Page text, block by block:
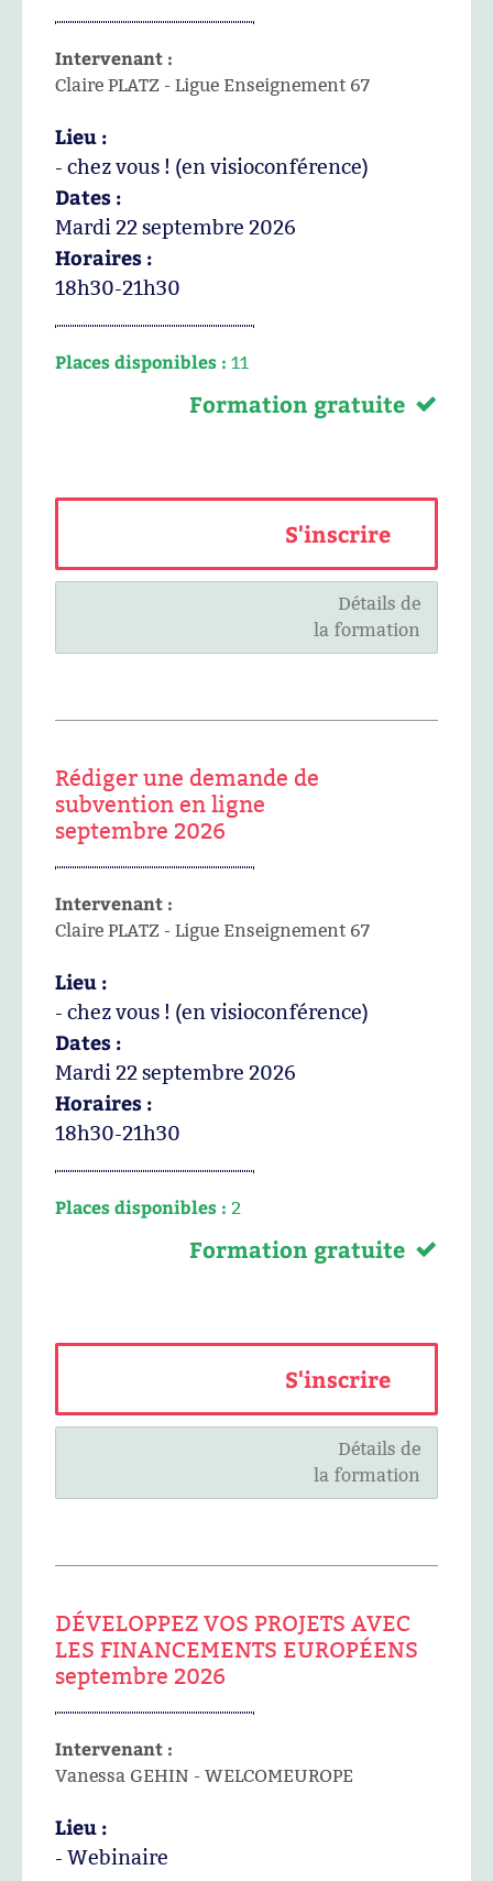
Intervenant :
Claire PLATZ - Ligue Enseignement 67
Lieu :
- chez vous ! (en visioconférence)
Dates :
Mardi 22 septembre 2026
Horaires :
18h30-21h30
Places disponibles : 11
Formation gratuite
S'inscrire
Détails de
la formation
Rédiger une demande de
subvention en ligne
septembre 2026
Intervenant :
Claire PLATZ - Ligue Enseignement 67
Lieu :
- chez vous ! (en visioconférence)
Dates :
Mardi 22 septembre 2026
Horaires :
18h30-21h30
Places disponibles : 2
Formation gratuite
S'inscrire
Détails de
la formation
DÉVELOPPEZ VOS PROJETS AVEC
LES FINANCEMENTS EUROPÉENS
septembre 2026
Intervenant :
Vanessa GEHIN - WELCOMEUROPE
Lieu :
- Webinaire